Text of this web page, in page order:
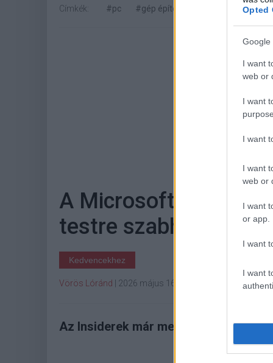
Opted
Google
I want
web or
I want
I want
I want
web or
I want
or app.
I want
I want
Címkék: #pc #gép építés
A Microsoft végre
testre szabható Start
Kedvencekhez
Vörös Lóránd 2026 május 16. 18:39
Az Insiderek már megízlelhetik a